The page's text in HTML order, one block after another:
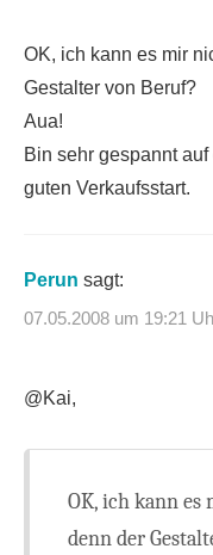
OK, ich kann es mir
Gestalter von Beruf?
Aua!
Bin sehr gespannt
guten Verkaufsstart.
Perun sagt:
07.05.2008 um 19:21
@Kai,
OK, ich kann
denn der